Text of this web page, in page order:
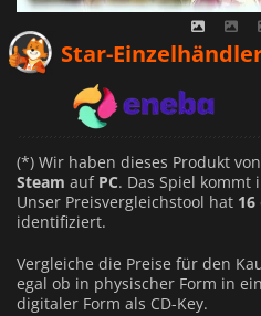
Star-
(*) Wir haben dieses Produkt von
Steam auf PC. Das Spiel kommt
Unser Preisvergleichstool hat 16
identifiziert.
Vergleiche die Preise für den
egal ob in physischer Form in
digitaler Form als CD-Key.